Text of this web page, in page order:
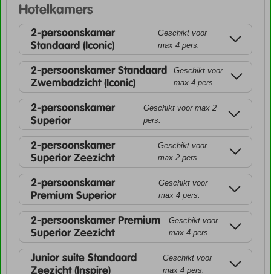
Hotelkamers
2-persoonskamer
Standaard (Iconic)
Geschikt voor
max 4 pers.
2-persoonskamer Standaard
Zwembadzicht (Iconic)
Geschikt voor
max 4 pers.
2-persoonskamer
Superior
Geschikt voor max 2
pers.
2-persoonskamer
Superior Zeezicht
Geschikt voor
max 2 pers.
2-persoonskamer
Premium Superior
Geschikt voor
max 4 pers.
2-persoonskamer Premium
Superior Zeezicht
Geschikt voor
max 4 pers.
Junior suite Standaard
Zeezicht (Inspire)
Geschikt voor
max 4 pers.